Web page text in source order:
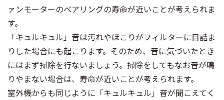
ァンモーターのベアリングの寿命が近いことが考えられま
す。
「キュルキュル」音は汚れやほこりがフィルターに目詰ま
りした場合にも起こります。そのため、音に気づいたとき
にはまず掃除を行ないましょう。掃除をしてもなお音が鳴
りやまない場合は、寿命が近いことが考えられます。
室外機からも同じように「キュルキュル」音が聞こえてく